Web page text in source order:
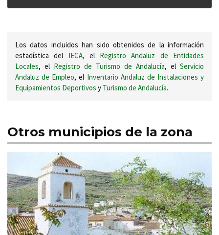
Los datos incluidos han sido obtenidos de la información
estadística del IECA, el Registro Andaluz de Entidades
Locales, el Registro de Turismo de Andalucía, el Servicio
Andaluz de Empleo, el Inventario Andaluz de Instalaciones y
Equipamientos Deportivos y Turismo de Andalucía.
Otros municipios de la zona